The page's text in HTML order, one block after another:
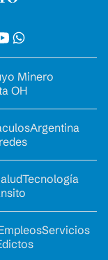
Minero
OH
Argentina
Tecnología
Servicios